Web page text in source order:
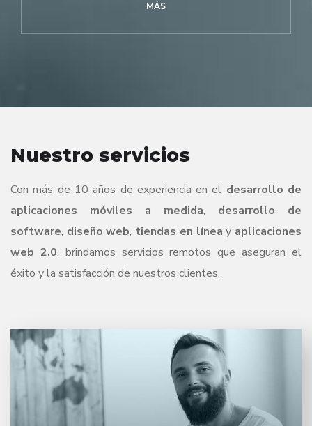
MÁS
Nuestro servicios
Con más de 10 años de experiencia en el desarrollo de
aplicaciones móviles a medida, desarrollo de
software, diseño web, tiendas en línea y aplicaciones
web 2.0, brindamos servicios remotos que aseguran el
éxito y la satisfacción de nuestros clientes.
Creamos soluciones de software a medida que se